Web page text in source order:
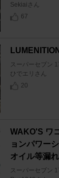
Sekiaiさん
67
スーパーセブン
ひでエリさん
20
WAKO'S ワ
ョンパワー
オイル等漏
スーパーセブン